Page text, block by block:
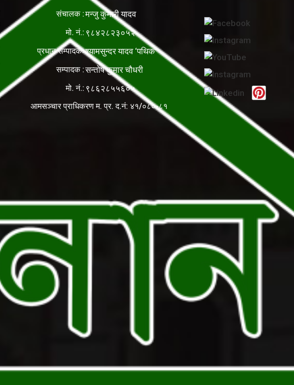
संचालक :मन्जु कुमारी यादव
मो. नं.: ९८४२८२३०५२
प्रधान सम्पादकःश्यामसुन्दर यादव ‘पथिक’
सम्पादक :सन्तोष कुमार चौधरी
मो. नं.: ९८६२८५५६०५
आमसञ्चार प्राधिकरण म. प्र. द.नं: ४१/०८०-८१